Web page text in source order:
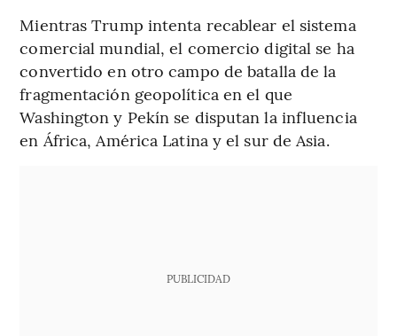
Mientras Trump intenta recablear el sistema
comercial mundial, el comercio digital se ha
convertido en otro campo de batalla de la
fragmentación geopolítica en el que
Washington y Pekín se disputan la influencia
en África, América Latina y el sur de Asia.
PUBLICIDAD